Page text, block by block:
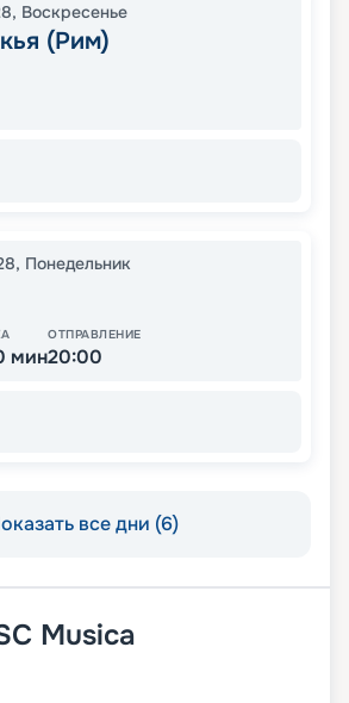
, Воскресенье
(Рим)
, Понедельник
мин
ОТПРАВЛЕНИЕ
20:00
все дни (6)
Musica